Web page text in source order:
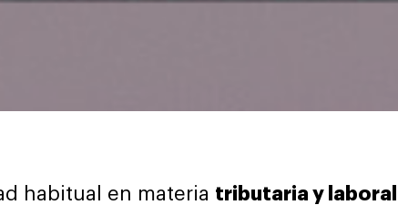
habitual en materia tributaria y laboral